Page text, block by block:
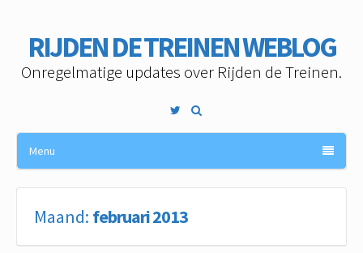
RIJDEN DE TREINEN WEBLOG
Onregelmatige updates over Rijden de Treinen.
Twitter
Menu
Maand: februari 2013